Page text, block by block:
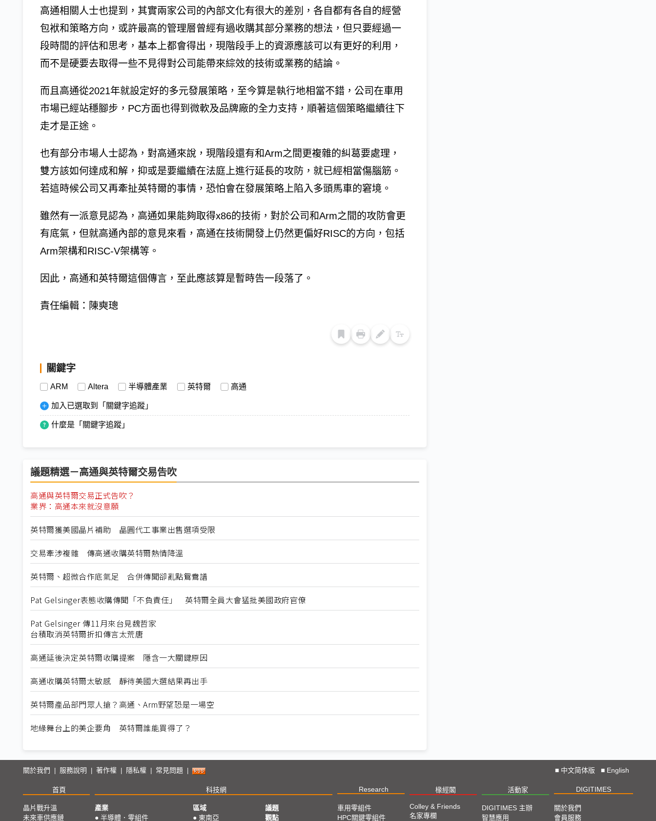
高通相關人士也提到，其實兩家公司的內部文化有很大的差別，各自都有各自的經營
包袱和策略方向，或許最高的管理層曾經有過收購其部分業務的想法，但只要經過一
段時間的評估和思考，基本上都會得出，現階段手上的資源應該可以有更好的利用，
而不是硬要去取得一些不見得對公司能帶來綜效的技術或業務的結論。
而且高通從2021年就設定好的多元發展策略，至今算是執行地相當不錯，公司在車用
市場已經站穩腳步，PC方面也得到微軟及品牌廠的全力支持，順著這個策略繼續往下
走才是正途。
也有部分市場人士認為，對高通來說，現階段還有和Arm之間更複雜的糾葛要處理，
雙方該如何達成和解，抑或是要繼續在法庭上進行延長的攻防，就已經相當傷腦筋。
若這時候公司又再牽扯英特爾的事情，恐怕會在發展策略上陷入多頭馬車的窘境。
雖然有一派意見認為，高通如果能夠取得x86的技術，對於公司和Arm之間的攻防會更
有底氣，但就高通內部的意見來看，高通在技術開發上仍然更偏好RISC的方向，包括
Arm架構和RISC-V架構等。
因此，高通和英特爾這個傳言，至此應該算是暫時告一段落了。
責任編輯：陳奭璁
關鍵字
ARM Altera 半導體產業 英特爾 高通
加入已選取到「關鍵字追蹤」
什麼是「關鍵字追蹤」
議題精選－高通與英特爾交易告吹
高通與英特爾交易正式告吹？
業界：高通本來就沒意願
英特爾獲美國晶片補助 晶圓代工事業出售選項受限
交易牽涉複雜 傳高通收購英特爾熱情降溫
英特爾、超微合作底氣足 合併傳聞卻亂點鴛鴦譜
Pat Gelsinger表態收購傳聞「不負責任」 英特爾全員大會猛批美國政府官僚
Pat Gelsinger 傳11月來台見魏哲家
台積取消英特爾折扣傳言太荒唐
高通延後決定英特爾收購提案 隱含一大關鍵原因
高通收購英特爾太敏感 靜待美國大選結果再出手
英特爾產品部門眾人搶？高通、Arm野望恐是一場空
地緣舞台上的美企要角 英特爾誰能買得了？
關於我們 服務說明 著作權 隱私權 常見問題 ■ 中文简体版 ■ English
首頁 科技網 Research 椽經閣 活動家 DIGITIMES
晶片戰升溫
未來車供應鏈
產業
● 半導體．零組件
區域
● 東南亞
議題
觀點
車用零組件
HPC關鍵零組件
Colley & Friends
名家專欄
DIGITIMES 主辦
智慧應用
關於我們
會員服務